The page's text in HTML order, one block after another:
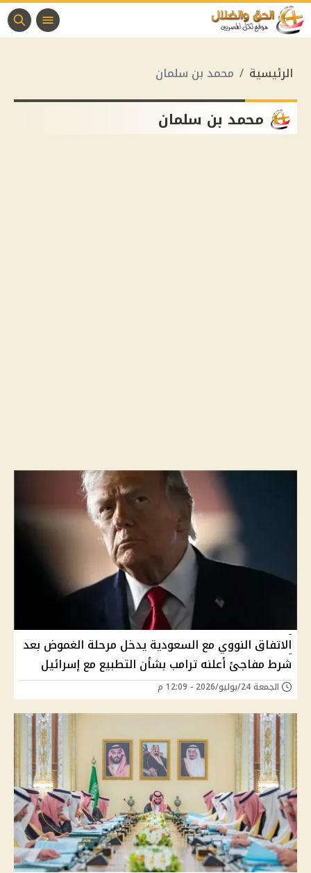
الرئيسية محمد بن سلمان
محمد بن سلمان
الاتفاق النووي مع السعودية يدخل مرحلة الغموض بعد
شرط مفاجئ أعلنه ترامب بشأن التطبيع مع إسرائيل
الجمعة 24/يوليو/2026 - 12:09 م